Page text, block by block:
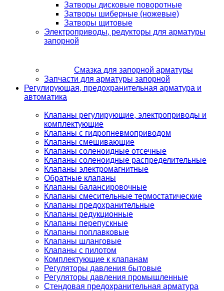
Затворы дисковые поворотные
Затворы шиберные (ножевые)
Затворы щитовые
Электроприводы, редукторы для арматуры
запорной
Смазка для запорной арматуры
Запчасти для арматуры запорной
Регулирующая, предохранительная арматура и
автоматика
Клапаны регулирующие, электроприводы и
комплектующие
Клапаны с гидропневмоприводом
Клапаны смешивающие
Клапаны соленоидные отсечные
Клапаны соленоидные распределительные
Клапаны электромагнитные
Обратные клапаны
Клапаны балансировочные
Клапаны смесительные термостатические
Клапаны предохранительные
Клапаны редукционные
Клапаны перепускные
Клапаны поплавковые
Клапаны шланговые
Клапаны с пилотом
Комплектующие к клапанам
Регуляторы давления бытовые
Регуляторы давления промышленные
Стендовая предохранительная арматура